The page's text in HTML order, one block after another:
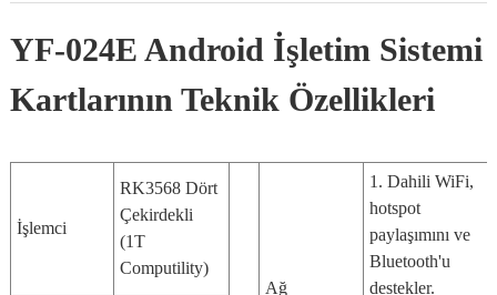
YF-024E Android İşletim Sistemi
Kartlarının Teknik Özellikleri
İşlemci
RK3568 Dört
Çekirdekli
(1T
Computility)
Ağ
1. Dahili WiFi,
hotspot
paylaşımını ve
Bluetooth'u
destekler.